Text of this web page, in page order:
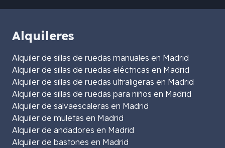
Alquileres
Alquiler de sillas de ruedas manuales en Madrid
Alquiler de sillas de ruedas eléctricas en Madrid
Alquiler de sillas de ruedas ultraligeras en Madrid
Alquiler de sillas de ruedas para niños en Madrid
Alquiler de salvaescaleras en Madrid
Alquiler de muletas en Madrid
Alquiler de andadores en Madrid
Alquiler de bastones en Madrid